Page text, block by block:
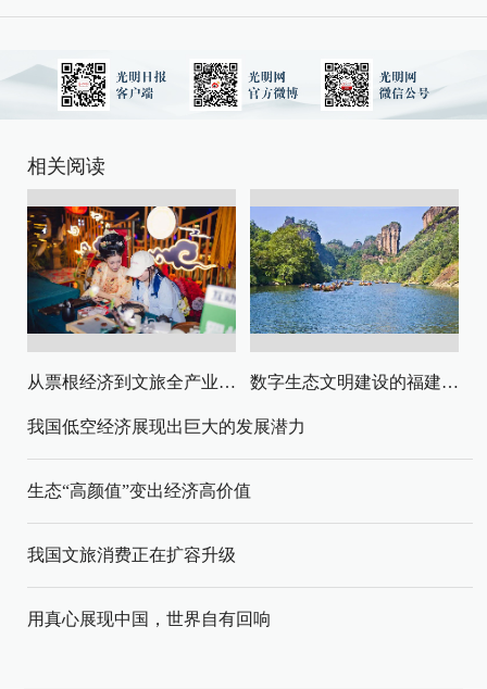
相关阅读
从票根经济到文旅全产业链升级 数字生态文明建设的福建路径与启示
我国低空经济展现出巨大的发展潜力
生态“高颜值”变出经济高价值
我国文旅消费正在扩容升级
用真心展现中国，世界自有回响